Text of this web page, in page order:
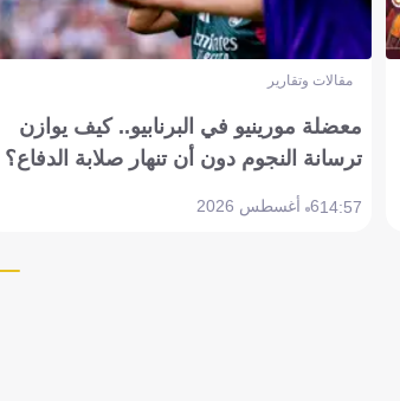
مقالات وتقارير
معضلة مورينيو في البرنابيو.. كيف يوازن
ترسانة النجوم دون أن تنهار صلابة الدفاع؟
14:576 أغسطس 2026